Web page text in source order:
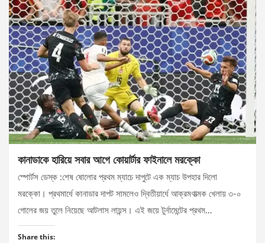
কানাডাকে হারিয়ে সবার আগে কোয়ার্টার ফাইনালে মরক্কো
স্পোর্টস ডেস্ক :শেষ ষোলোর প্রথম ম্যাচে দাপুটে এক ম্যাচ উপহার দিলো
মরক্কো। প্রথমার্ধে কানাডার দাপট সামলেও দ্বিতীয়ার্ধে আক্রমণাত্মক খেলায় ৩-০
গোলের জয় তুলে নিয়েছে আটলাস লায়ন্স। এই জয়ে টুর্নামেন্টের প্রথম…
Share this: